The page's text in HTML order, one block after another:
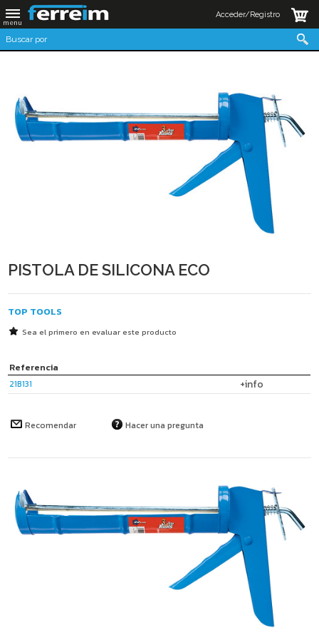
Acceder/Registro
PISTOLA DE SILICONA ECO
TOP TOOLS
Sea el primero en evaluar este producto
Referencia
21B131 +info
Recomendar Hacer una pregunta